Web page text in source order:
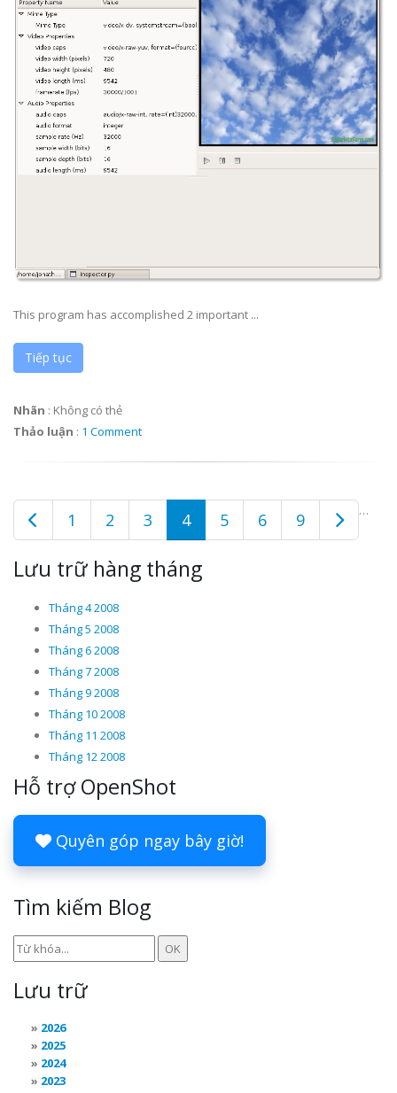
This program has accomplished 2 important ...
Tiếp tục
Nhãn : Không có thẻ
Thảo luận : 1 Comment
1 2 3 4 5 6 …
9
Lưu trữ hàng tháng
Tháng 4 2008
Tháng 5 2008
Tháng 6 2008
Tháng 7 2008
Tháng 9 2008
Tháng 10 2008
Tháng 11 2008
Tháng 12 2008
Hỗ trợ OpenShot
Quyên góp ngay bây giờ!
Tìm kiếm Blog
Lưu trữ
2026
2025
2024
2023